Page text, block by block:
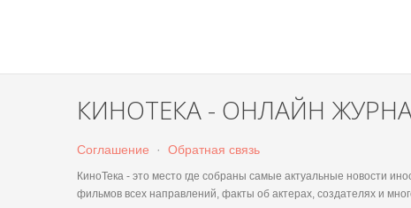
КИНОТЕКА - ОНЛАЙН
Соглашение · Обратная связь
КиноТека - это место где собраны самые актуальные новости
фильмов всех направлений, факты об актерах, создателях и